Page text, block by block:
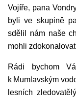
Vojíře, pana
byli ve skupině
sdělil nám naše
mohli
Rádi bychom
k Mumlavským
lesních